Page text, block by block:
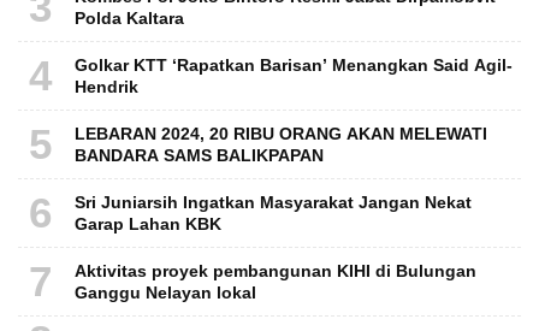
Polda Kaltara
4
Golkar KTT ‘Rapatkan Barisan’ Menangkan Said Agil-
Hendrik
5
LEBARAN 2024, 20 RIBU ORANG AKAN MELEWATI
BANDARA SAMS BALIKPAPAN
6
Sri Juniarsih Ingatkan Masyarakat Jangan Nekat
Garap Lahan KBK
7
Aktivitas proyek pembangunan KIHI di Bulungan
Ganggu Nelayan lokal